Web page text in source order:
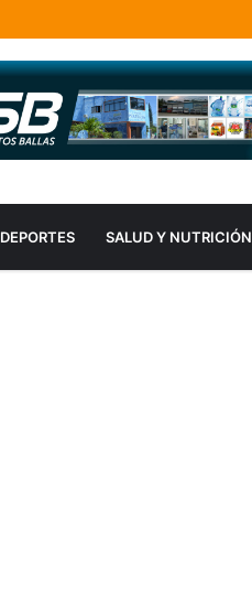
DEPORTES SALUD Y NUTRICIÓN